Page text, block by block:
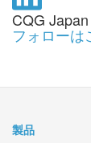
CQG Japan
フォローは
製品